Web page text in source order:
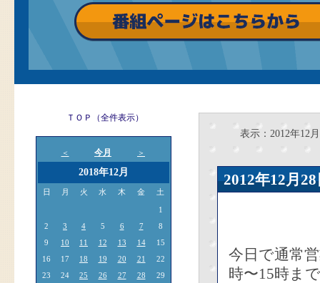
ＴＯＰ（全件表示）
＜ 今月 ＞
2018年12月
日 月 火 水 木 金 土
1
2
3 4 5 6 7
8
9
10 11 12 13 14
15
16
17 18 19 20 21
22
23
24 25 26 27 28
29
表示：2012年12月
2012年12
今日で通常
時〜15時ま